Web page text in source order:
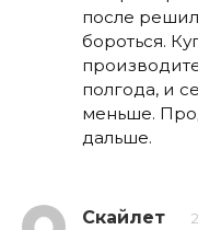
после
бороться.
полгода, и
меньше.
дальше.
Скайлет